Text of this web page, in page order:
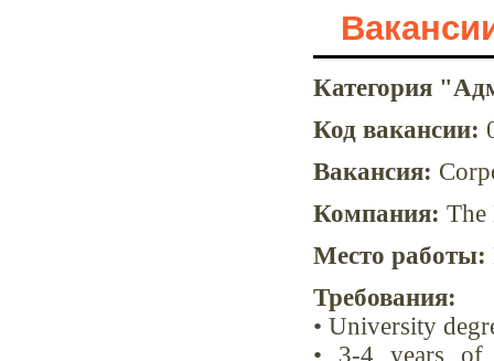
Категория
Код вакансии:
Вакансия:
Компания: The
Место работы:
Требования:
• University
• 3-4 years of